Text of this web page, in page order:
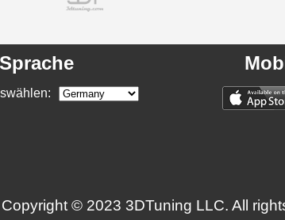
Sprache
Copyright © 2023 3DTuning LLC. All